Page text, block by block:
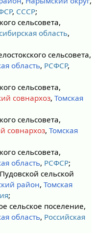
, СССР;
сельсовета,
область,
сельсовета,
область, РСФСР,
сельсовета,
совнархоз,Томская
сельсовета,
совнархоз,Томская
сельсовета,
область, РСФСР;
сельской
район,Томская
;
сельское поселение,
область, Российская